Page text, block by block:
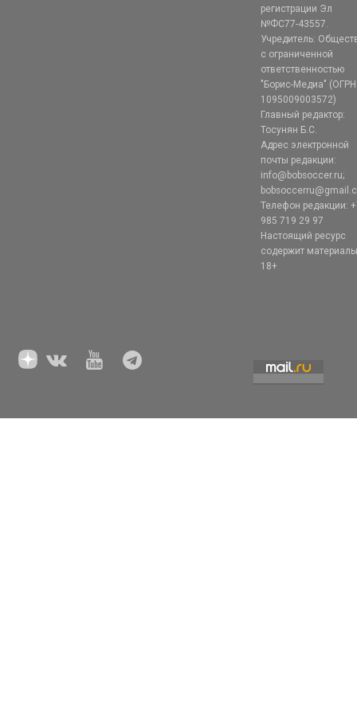
регистрации Эл
№ФС77-43557.
Учредитель:
с ограниченной
ответственностью
"Борис-Медиа" (ОГРН
1095009003572)
Главный редактор:
Тосунян Б.С.
Адрес электронной
почты редакции:
info@bobsoccer.ru;
Телефон редакции:
985 719 29 97
Настоящий ресурс
содержит
18+